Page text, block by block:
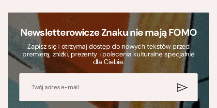
Newsletterowicze Znaku nie mają FOMO
Zapisz się i otrzymaj dostęp do nowych tekstów przed
premierą, zniżki, prezenty i polecenia kulturalne specjalnie
dla Ciebie.